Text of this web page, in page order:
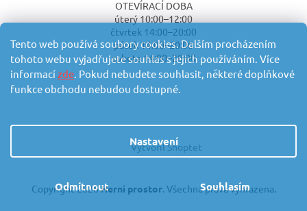
Tento web používá soubory cookies. Dalším procházením
tohoto webu vyjadřujete souhlas s jejich používáním. Více
informacízde. Pokud nebudete souhlasit, některé doplňkové
funkce obchodu nebudou dostupné.
Nastavení
Odmítnout Souhlasím
OTEVÍRACÍ DOBA
úterý 10:00–12:00
čtvrtek 14:00–20:00
pátek 14:00–20:00
sobota 14:00–20:00
Vytvořil Shoptet
Copyright 2026Herní prostor. Všechna práva vyhrazena.